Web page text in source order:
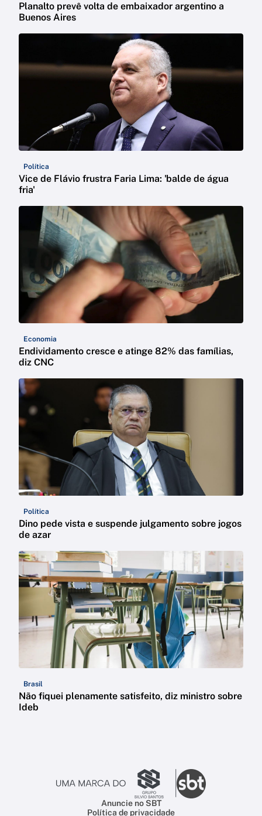
Planalto prevê volta de embaixador argentino a
Buenos Aires
Política
Vice de Flávio frustra Faria Lima: 'balde de água
fria'
Economia
Endividamento cresce e atinge 82% das famílias,
diz CNC
Política
Dino pede vista e suspende julgamento sobre jogos
de azar
Brasil
Não fiquei plenamente satisfeito, diz ministro sobre
Ideb
Anuncie no SBT
Política de privacidade